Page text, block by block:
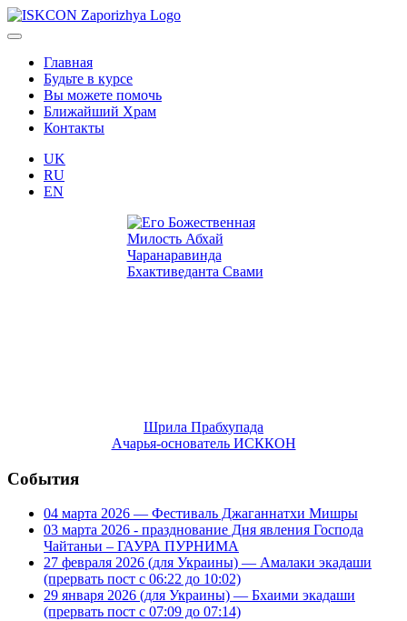
Главная
Будьте в курсе
Вы можете помочь
Ближайший Храм
Контакты
UK
RU
EN
Шрила Прабхупада
Ачарья-основатель ИСККОН
События
04 марта 2026 — Фестиваль Джаганнатхи Мишры
03 марта 2026 - празднование Дня явления Господа
Чайтаньи – ГАУРА ПУРНИМА
27 февраля 2026 (для Украины) — Амалаки экадаши
(прервать пост с 06:22 до 10:02)
29 января 2026 (для Украины) — Бхаими экадаши
(прервать пост с 07:09 до 07:14)